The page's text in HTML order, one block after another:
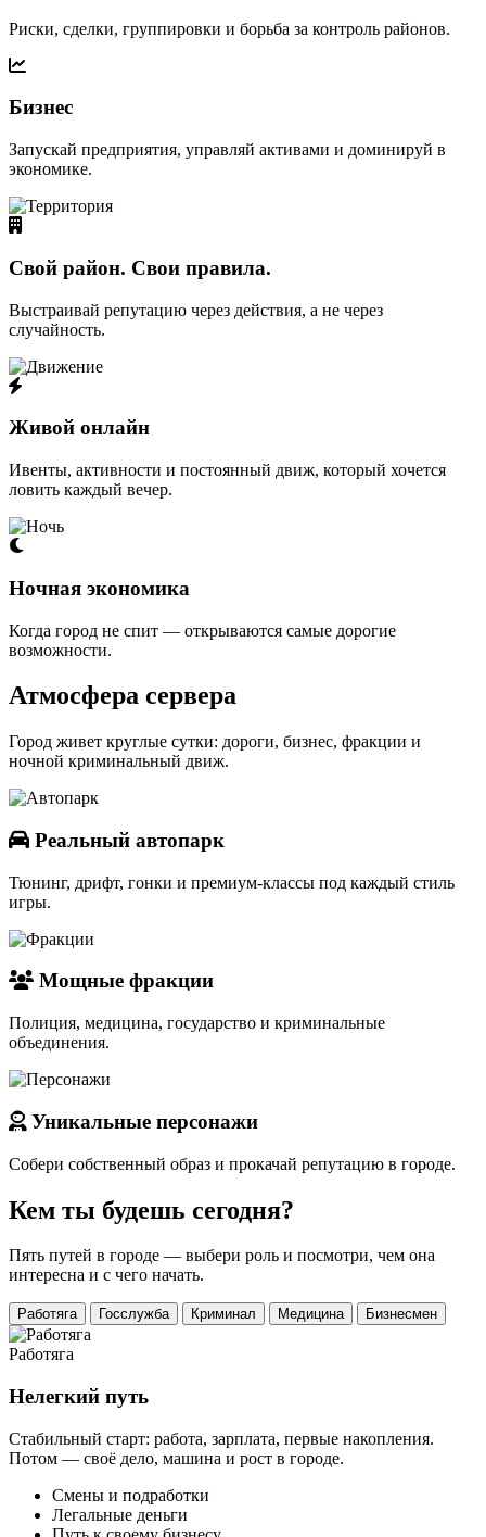
Риски, сделки, группировки и борьба за контроль районов.
Бизнес
Запускай предприятия, управляй активами и доминируй в
экономике.
Свой район. Свои правила.
Выстраивай репутацию через действия, а не через
случайность.
Живой онлайн
Ивенты, активности и постоянный движ, который хочется
ловить каждый вечер.
Ночная экономика
Когда город не спит — открываются самые дорогие
возможности.
Атмосфера сервера
Город живет круглые сутки: дороги, бизнес, фракции и
ночной криминальный движ.
Реальный автопарк
Тюнинг, дрифт, гонки и премиум-классы под каждый стиль
игры.
Мощные фракции
Полиция, медицина, государство и криминальные
объединения.
Уникальные персонажи
Собери собственный образ и прокачай репутацию в городе.
Кем ты будешь сегодня?
Пять путей в городе — выбери роль и посмотри, чем она
интересна и с чего начать.
Работяга Госслужба Криминал Медицина Бизнесмен
Работяга
Нелегкий путь
Стабильный старт: работа, зарплата, первые накопления.
Потом — своё дело, машина и рост в городе.
Смены и подработки
Легальные деньги